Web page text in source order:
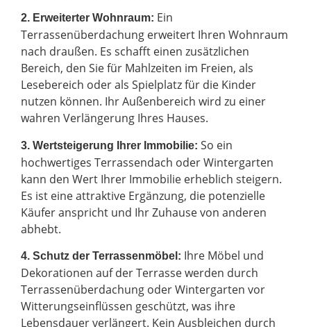
2. Erweiterter Wohnraum: Ein
Terrassenüberdachung erweitert Ihren Wohnraum
nach draußen. Es schafft einen zusätzlichen
Bereich, den Sie für Mahlzeiten im Freien, als
Lesebereich oder als Spielplatz für die Kinder
nutzen können. Ihr Außenbereich wird zu einer
wahren Verlängerung Ihres Hauses.
3. Wertsteigerung Ihrer Immobilie: So ein
hochwertiges Terrassendach oder Wintergarten
kann den Wert Ihrer Immobilie erheblich steigern.
Es ist eine attraktive Ergänzung, die potenzielle
Käufer anspricht und Ihr Zuhause von anderen
abhebt.
4. Schutz der Terrassenmöbel: Ihre Möbel und
Dekorationen auf der Terrasse werden durch
Terrassenüberdachung oder Wintergarten vor
Witterungseinflüssen geschützt, was ihre
Lebensdauer verlängert. Kein Ausbleichen durch